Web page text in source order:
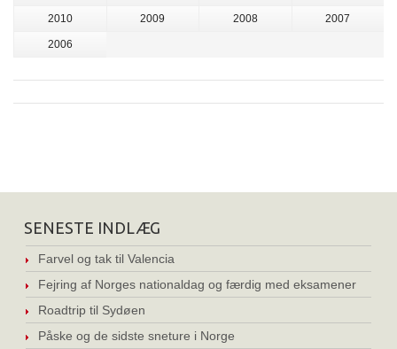
2010 2009 2008 2007
2006
SENESTE INDLÆG
Farvel og tak til Valencia
Fejring af Norges nationaldag og færdig med eksamener
Roadtrip til Sydøen
Påske og de sidste sneture i Norge